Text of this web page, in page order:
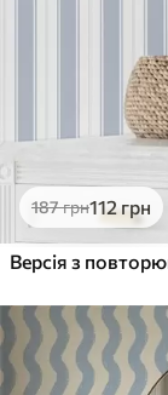
187грн112грн